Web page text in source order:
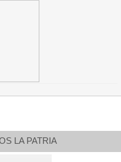
LA PATRIA